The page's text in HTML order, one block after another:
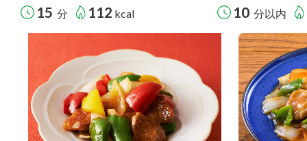
15 分 112 kcal 10 分以内